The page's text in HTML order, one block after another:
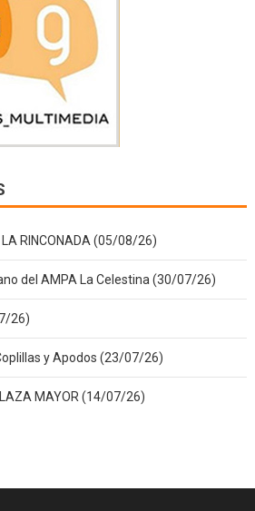
LA RINCONADA (05/08/26)
del AMPA La Celestina (30/07/26)
26)
y Apodos (23/07/26)
MAYOR (14/07/26)